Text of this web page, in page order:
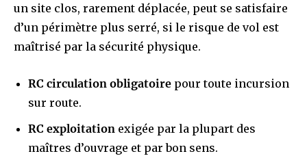
un site clos, rarement déplacée, peut se satisfaire
d’un périmètre plus serré, si le risque de vol est
maîtrisé par la sécurité physique.
RC circulation obligatoire pour toute incursion
sur route.
RC exploitation exigée par la plupart des
maîtres d’ouvrage et par bon sens.